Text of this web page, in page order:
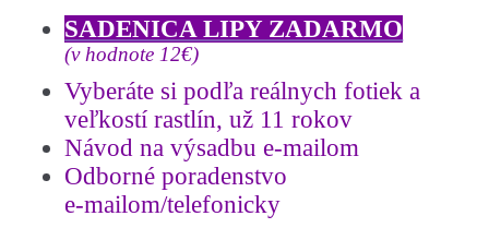
´inversa
veľkosť
40-
SADENICA LIPY ZADARMO
(v hodnote 12€)
Vyberáte si podľa reálnych fotiek a
veľkostí rastlín, už 11 rokov
Návod na výsadbu e-mailom
Odborné poradenstvo
e-mailom/telefonicky